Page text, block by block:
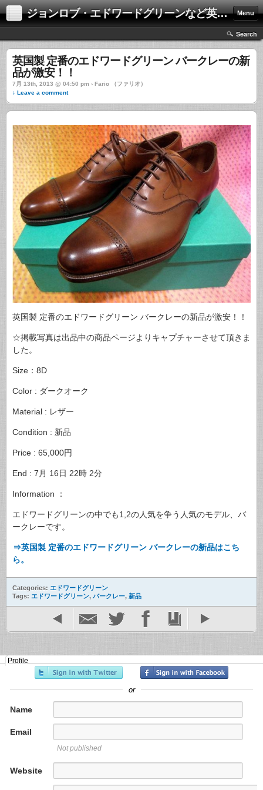
ジョンロブ・エドワードグリーンなど英国靴の激安中古通販情報ブログ Menu
Search
英国製 定番のエドワードグリーン バークレーの新
品が激安！！
7月 13th, 2013 @ 04:50 pm › Fario （ファリオ）
↓ Leave a comment
英国製 定番のエドワードグリーン バークレーの新品が激安！！
☆掲載写真は出品中の商品ページよりキャプチャーさせて頂きま
した。
Size：8D
Color : ダークオーク
Material : レザー
Condition : 新品
Price : 65,000円
End : 7月 16日 22時 2分
Information ：
エドワードグリーンの中でも1,2の人気を争う人気のモデル、バ
ークレーです。
⇒英国製 定番のエドワードグリーン バークレーの新品はこち
ら。
Categories: エドワードグリーン
Tags: エドワードグリーン, バークレー, 新品
Profile
or
Name
Email
Not published
Website